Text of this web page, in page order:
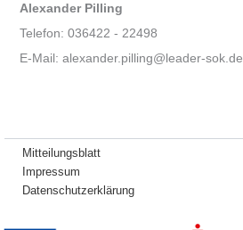
Alexander Pilling
Telefon: 036422 - 22498
E-Mail: alexander.pilling@leader-sok.de
Mitteilungsblatt
Impressum
Datenschutzerklärung